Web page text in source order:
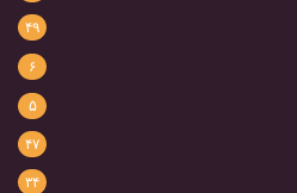
۴۹
۶
۵
۴۷
۳۴